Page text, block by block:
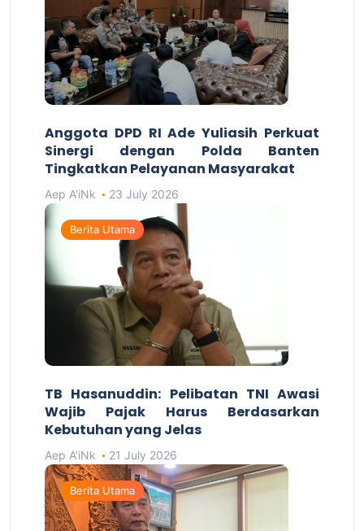
Anggota DPD RI Ade Yuliasih Perkuat
Sinergi dengan Polda Banten
Tingkatkan Pelayanan Masyarakat
Aep A'iNk 23 July 2026
Berita Utama
TB Hasanuddin: Pelibatan TNI Awasi
Wajib Pajak Harus Berdasarkan
Kebutuhan yang Jelas
Aep A'iNk 21 July 2026
Berita Utama